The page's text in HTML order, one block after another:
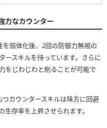
力なカウンター
弱体化後、2回の防御力無視の
ースキルを持っています。さらに
をじわじわと削ることが可能で
カウンタースキルは味方に回避
存率を上昇させられます。